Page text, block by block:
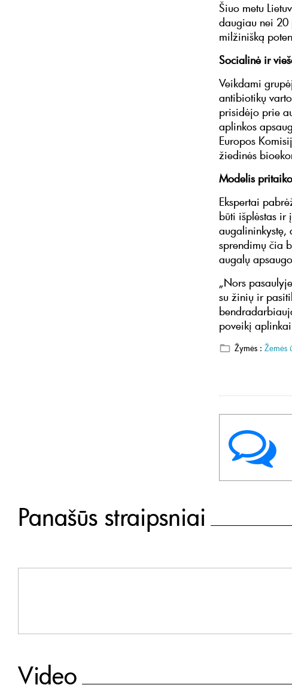
Šiuo metu
daugiau nei 20
milžinišką
Socialinė ir
Veikdami
antibiotikų
prisidėjo prie
aplinkos
Europos
žiedinės
Modelis
Ekspertai
būti išplėstas ir
augalininkystę,
sprendimų čia
augalų
„Nors
su žinių ir
poveikį
Žymės : Žemės
Panašūs straipsniai
Video